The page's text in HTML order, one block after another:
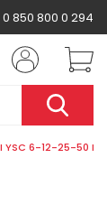
0 850 800 0 294
YSC 6-12-25-50 KG